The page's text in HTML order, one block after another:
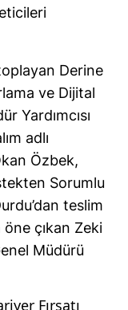
Derine
ve Dijital
Yardımcısı
adlı
Özbek,
Sorumlu
teslim
öne çıkan Zeki
Müdürü
Fırsatı